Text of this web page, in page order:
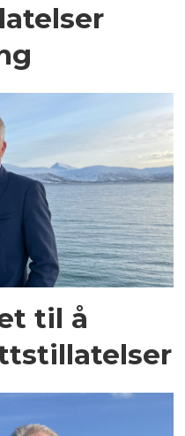
til å